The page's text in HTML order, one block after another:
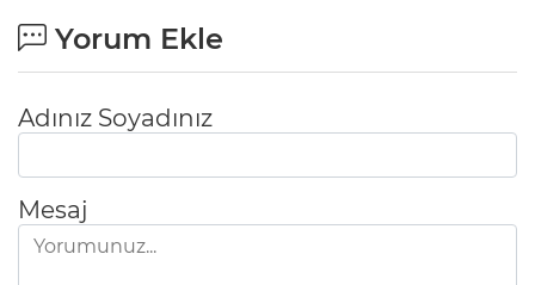
Yorum Ekle
Adınız Soyadınız
Mesaj